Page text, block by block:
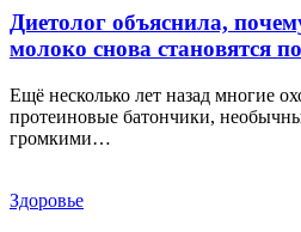
Диетолог объяснила,
молоко снова становятся
Ещё несколько лет назад многие
протеиновые батончики,
громкими…
Здоровье